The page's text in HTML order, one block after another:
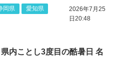
岡県
愛知県
2026年7月25
日20:48
内ことし3度目の酷暑日 名